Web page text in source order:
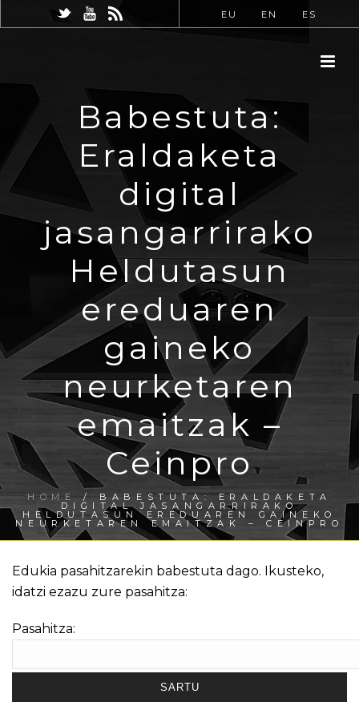
EU EN ES
Babestuta:
Eraldaketa
digital
jasangarrirako
Heldutasun
ereduaren
gaineko
neurketaren
emaitzak –
Ceinpro
HOME/ BABESTUTA: ERALDAKETA
DIGITAL JASANGARRIRAKO
HELDUTASUN EREDUAREN GAINEKO
NEURKETAREN EMAITZAK – CEINPRO
Edukia pasahitzarekin babestuta dago. Ikusteko,
idatzi ezazu zure pasahitza:
Pasahitza: